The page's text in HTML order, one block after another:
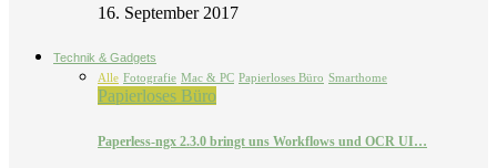
16. September 2017
Technik & Gadgets
Alle Fotografie Mac & PC Papierloses Büro Smarthome
Papierloses Büro
Paperless-ngx 2.3.0 bringt uns Workflows und OCR UI…